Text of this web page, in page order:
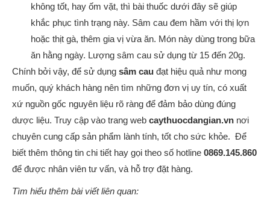
không tốt, hay ốm vặt, thì bài thuốc dưới đây sẽ giúp
khắc phục tình trạng này. Sâm cau đem hầm với thị lợn
hoặc thịt gà, thêm gia vị vừa ăn. Món này dùng trong bữa
ăn hằng ngày. Lượng sâm cau sử dụng từ 15 đến 20g.
Chính bởi vậy, để sử dụng sâm cau đạt hiệu quả như mong
muốn, quý khách hàng nên tìm những đơn vị uy tín, có xuất
xứ nguồn gốc nguyên liệu rõ ràng để đảm bảo dùng đúng
dược liệu. Truy cập vào trang web caythuocdangian.vn nơi
chuyên cung cấp sản phẩm lành tính, tốt cho sức khỏe. Để
biết thêm thông tin chi tiết hay gọi theo số hotline 0869.145.860
để được nhân viên tư vấn, và hỗ trợ đặt hàng.
Tìm hiểu thêm bài viết liên quan: